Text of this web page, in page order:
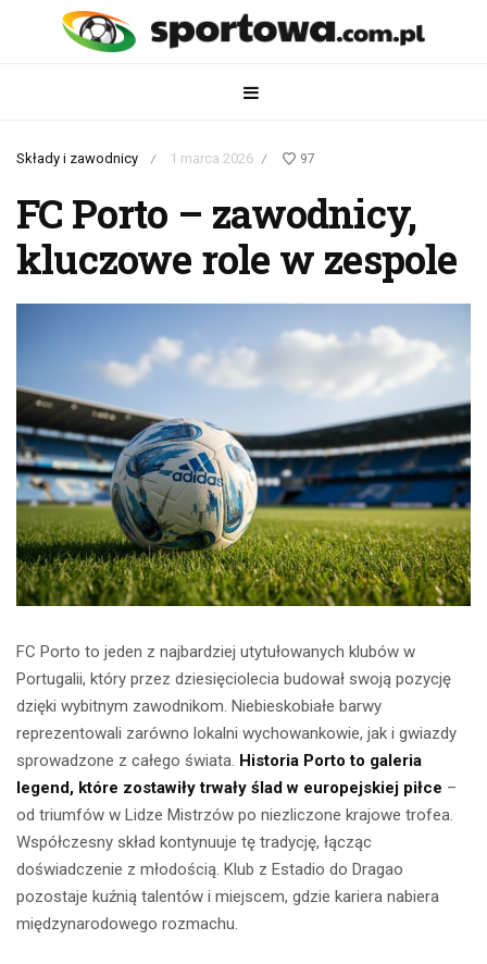
Składy i zawodnicy / 1 marca 2026 / 97
FC Porto – zawodnicy,
kluczowe role w zespole
FC Porto to jeden z najbardziej utytułowanych klubów w
Portugalii, który przez dziesięciolecia budował swoją pozycję
dzięki wybitnym zawodnikom. Niebieskobiałe barwy
reprezentowali zarówno lokalni wychowankowie, jak i gwiazdy
sprowadzone z całego świata. Historia Porto to galeria
legend, które zostawiły trwały ślad w europejskiej piłce –
od triumfów w Lidze Mistrzów po niezliczone krajowe trofea.
Współczesny skład kontynuuje tę tradycję, łącząc
doświadczenie z młodością. Klub z Estadio do Dragao
pozostaje kuźnią talentów i miejscem, gdzie kariera nabiera
międzynarodowego rozmachu.